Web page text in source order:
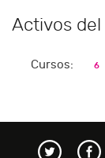
Activos del
Cursos: 6